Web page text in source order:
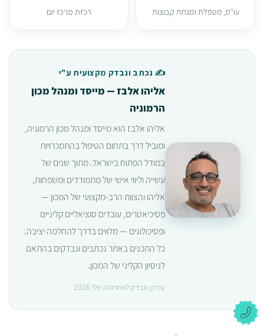
עו"ס, מטפלת ומנחת קבוצות רכזת מרכז יום
✍️ נכתב ונבדק מקצועית ע"י
אליהו אלבז — מייסד ומנהל מכון
הרמוניה
אליהו אלבז הוא מייסד ומנהל מכון הרמוניה,
ומוביל דרך בתחום הטיפול בהתמכרויות
במודל הפתוח בישראל. מתוך שנים של
עשייה וליווי אישי של מתמודדים ומשפחות,
אליהו והצוות הרב-מקצועי של המכון —
פסיכיאטרים, עובדים סוציאליים קליניים
ופסיכולוגים — מלווים בדרך להחלמה יציבה.
כל התכנים באתר נכתבים ונבדקים בהתאם
לניסיון הקליני של המכון.
עודכן ונבדק לאחרונה: יולי 2026